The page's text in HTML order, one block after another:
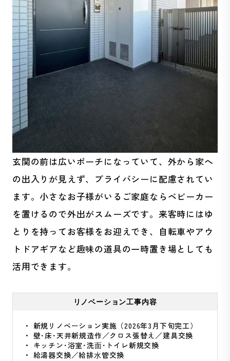
玄関の前は広いポーチになっていて、外から家へ
の出入りが見えず、プライバシーに配慮されてい
ます。小さなお子様がいるご家庭ならベビーカー
を置けるので外出がスムーズです。来客時にはゆ
とりを持ってお客様をお迎えでき、自転車やアウ
トドアギアなど趣味の道具の一時置き場としても
活用できます。
リノベーション工事内容
新規リノベーション実施（2026年3月下旬完工）
壁･床･天井新規造作／クロス張替え／建具交換
キッチン･浴室･洗⾯･トイレ新規交換
給湯器交換／給排⽔管交換